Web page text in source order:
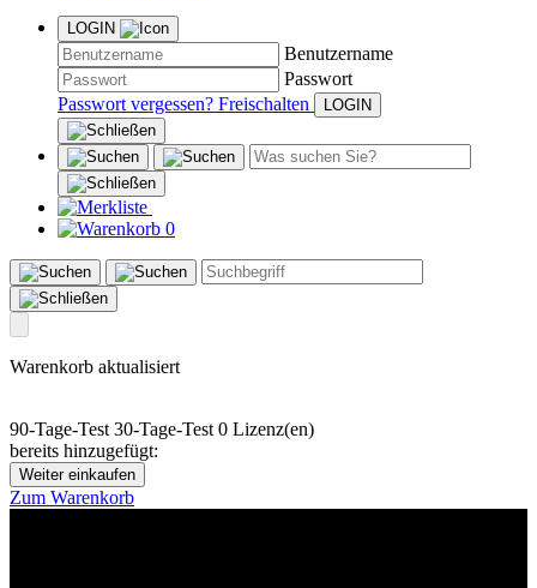
LOGIN
Benutzername
Passwort
Passwort vergessen? Freischalten
0
Warenkorb aktualisiert
90-Tage-Test 30-Tage-Test 0 Lizenz(en)
bereits hinzugefügt:
Weiter einkaufen
Zum Warenkorb